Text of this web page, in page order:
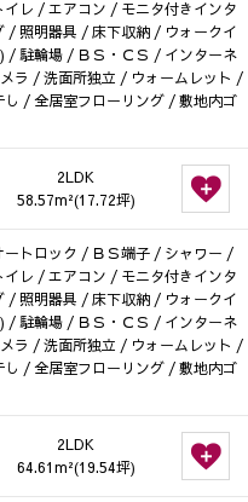
レ / エアコン / モニタ付きインタ
/ 照明器具 / 床下収納 / ウォークイ
/ 駐輪場 / ＢＳ・ＣＳ / インターネ
ラ / 洗面所独立 / ウォームレット /
/ 全居室フローリング / 敷地内ゴ
2LDK
58.57m²(17.72坪)
トロック / ＢＳ端子 / シャワー /
レ / エアコン / モニタ付きインタ
/ 照明器具 / 床下収納 / ウォークイ
/ 駐輪場 / ＢＳ・ＣＳ / インターネ
ラ / 洗面所独立 / ウォームレット /
/ 全居室フローリング / 敷地内ゴ
2LDK
64.61m²(19.54坪)